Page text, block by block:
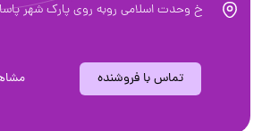
خ وحدت اسلامی روبه روی پارک شهر
تماس با فروشنده